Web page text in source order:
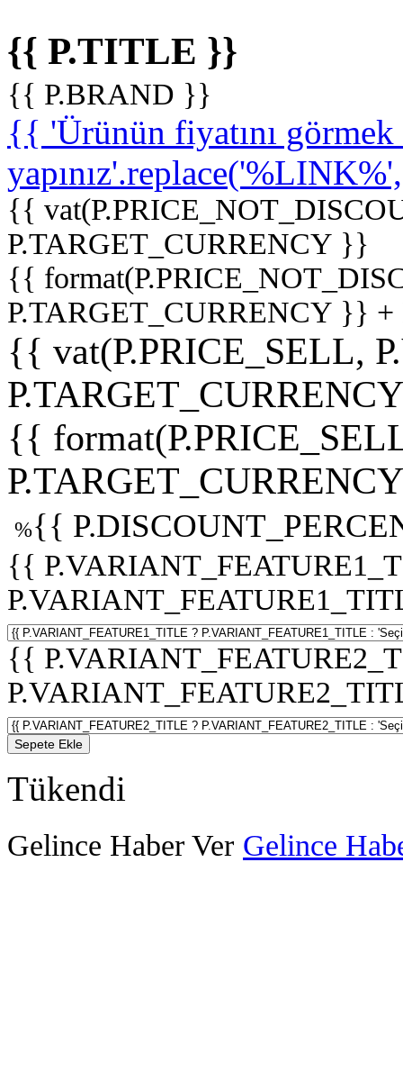
{{ P.TITLE }}
{{ P.BRAND }}
{{ 'Ürünün fiyatını
{{
P.TARGET_CURRENCY }}
{{
P.TARGET_CURRENCY }}
{{ vat(P.PRICE_SELL,
{{
%{{
{{
{{
Sepete Ekle
Tükendi
Gelince Haber Ver Gelince